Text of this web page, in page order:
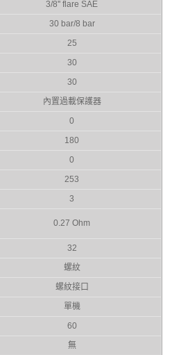
3/8'' flare SAE
30 bar/8 bar
25
30
30
內置過載保護器
0
180
0
253
3
0.27 Ohm
32
螺紋
螺紋接口
單機
60
無